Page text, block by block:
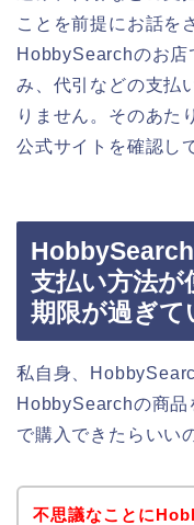
ことを前提にお話を
HobbySearchのお店
み、代引などの支払
りません。そのあた
公式サイトを確認し
支払い方法が
期限が過ぎて
私自身、
HobbySearchの商品
で購入できたらいい
不思議なことに